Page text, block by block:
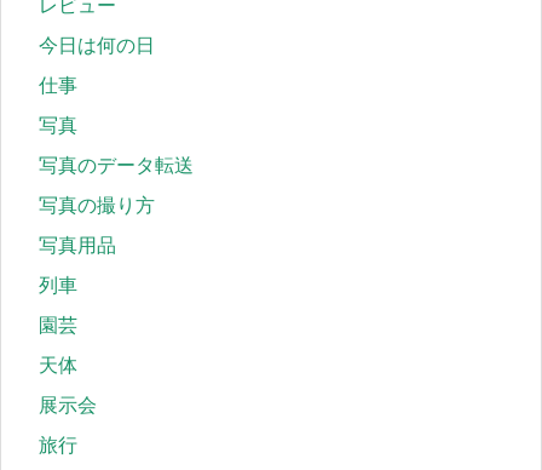
レビュー
今日は何の日
仕事
写真
写真のデータ転送
写真の撮り方
写真用品
列車
園芸
天体
展示会
旅行